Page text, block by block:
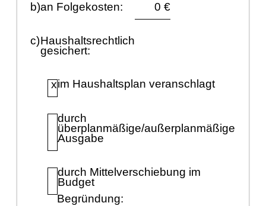
b)an Folgekosten: 0 €
c)Haushaltsrechtlich
gesichert:
xim Haushaltsplan veranschlagt
durch
überplanmäßige/außerplanmäßige
Ausgabe
durch Mittelverschiebung im
Budget
Begründung: